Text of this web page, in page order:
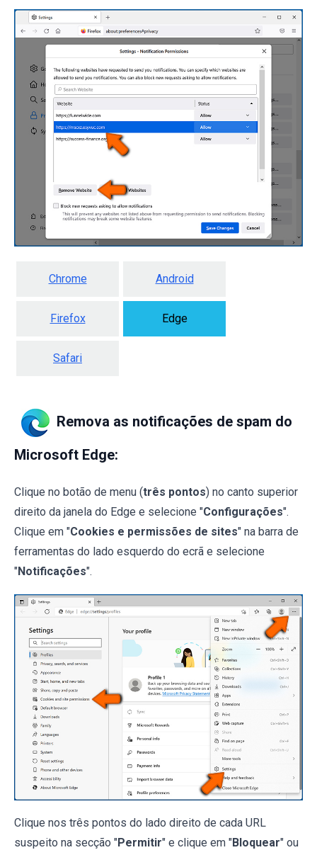
Chrome Android
Firefox Edge
Safari
Remova as notificações de spam do
Microsoft Edge:
Clique no botão de menu (três pontos) no canto superior
direito da janela do Edge e selecione "Configurações".
Clique em "Cookies e permissões de sites" na barra de
ferramentas do lado esquerdo do ecrã e selecione
"Notificações".
Clique nos três pontos do lado direito de cada URL
suspeito na secção "Permitir" e clique em "Bloquear" ou